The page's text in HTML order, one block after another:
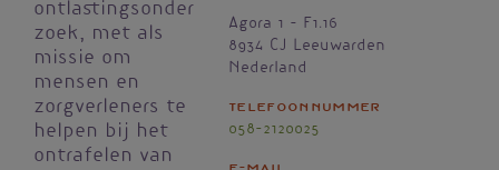
ontlastingsonder
zoek, met als
missie om
mensen en
zorgverleners te
helpen bij het
ontrafelen van
Agora 1 – F1.16
8934 CJ Leeuwarden
Nederland
Telefoonnummer
058-2120025